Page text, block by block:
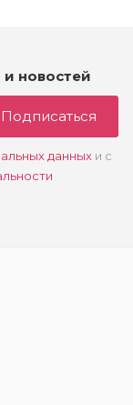
новостей
Подписаться
данныхи с